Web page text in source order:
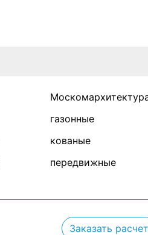
газонные
кованые
передвижные
Заказать расчет